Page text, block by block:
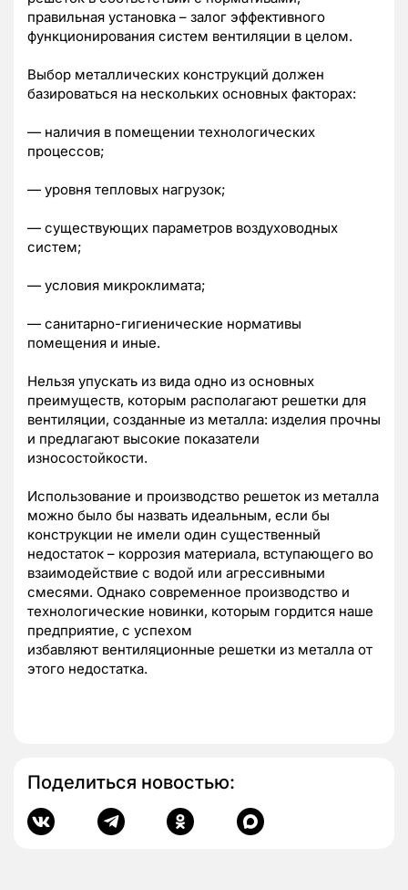
правильная установка – залог эффективного
функционирования систем вентиляции в целом.
Выбор металлических конструкций должен
базироваться на нескольких основных факторах:
— наличия в помещении технологических
процессов;
— уровня тепловых нагрузок;
— существующих параметров воздуховодных
систем;
— условия микроклимата;
— санитарно-гигиенические нормативы
помещения и иные.
Нельзя упускать из вида одно из основных
преимуществ, которым располагают решетки для
вентиляции, созданные из металла: изделия прочны
и предлагают высокие показатели
износостойкости.
Использование и производство решеток из металла
можно было бы назвать идеальным, если бы
конструкции не имели один существенный
недостаток – коррозия материала, вступающего во
взаимодействие с водой или агрессивными
смесями. Однако современное производство и
технологические новинки, которым гордится наше
предприятие, с успехом
избавляют вентиляционные решетки из металла от
этого недостатка.
Поделиться новостью: